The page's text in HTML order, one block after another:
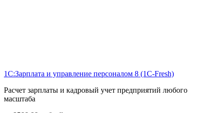
1С:Зарплата и управление персоналом 8 (1С-Fresh)
Расчет зарплаты и кадровый учет предприятий любого
масштаба